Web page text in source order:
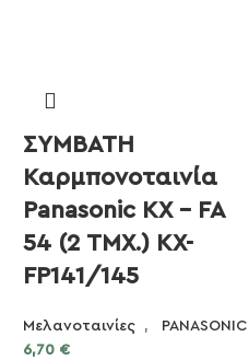
ΣΥΜΒΑΤΗ
Καρμπονοταινία
Panasonic KX – FA
54 (2 ΤΜΧ.) KX-
FP141/145
Μελανοταινίες ,
PANASONIC
6,70 €